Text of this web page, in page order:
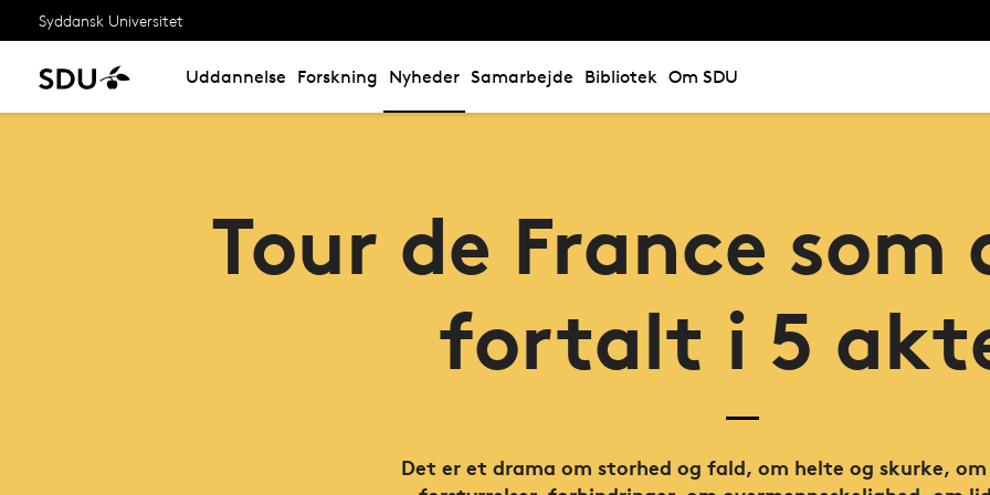
Syddansk Universitet
Uddannelse Forskning Nyheder Samarbejde Bibliotek Om SDU
Tour de France som
fortalt i 5
Det er et drama om storhed og fald, om helte og skurke,